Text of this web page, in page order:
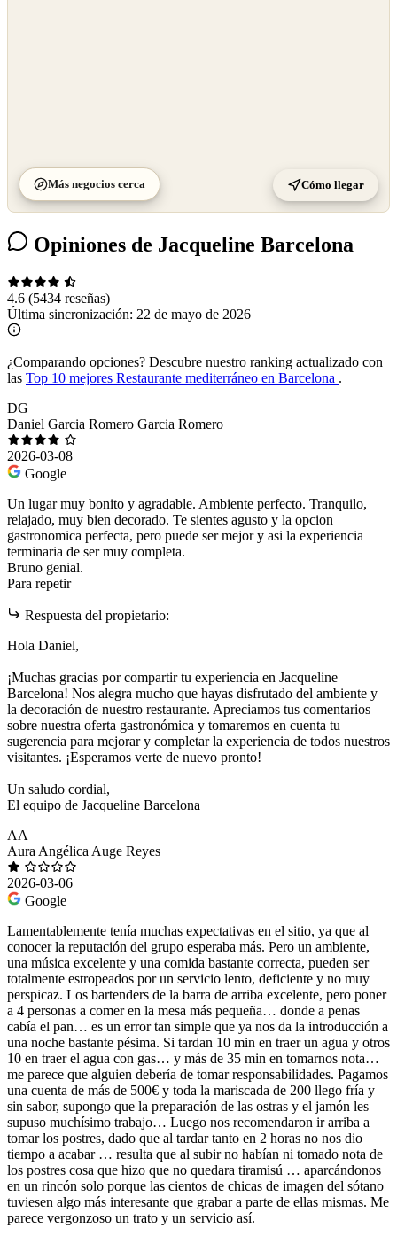
Más negocios cerca Cómo llegar
Opiniones de Jacqueline Barcelona
4.6 (5434 reseñas)
Última sincronización: 22 de mayo de 2026
¿Comparando opciones? Descubre nuestro ranking actualizado con
las Top 10 mejores Restaurante mediterráneo en Barcelona .
DG
Daniel Garcia Romero Garcia Romero
2026-03-08
Google
Un lugar muy bonito y agradable. Ambiente perfecto. Tranquilo,
relajado, muy bien decorado. Te sientes agusto y la opcion
gastronomica perfecta, pero puede ser mejor y asi la experiencia
terminaria de ser muy completa.
Bruno genial.
Para repetir
Respuesta del propietario:
Hola Daniel,
¡Muchas gracias por compartir tu experiencia en Jacqueline
Barcelona! Nos alegra mucho que hayas disfrutado del ambiente y
la decoración de nuestro restaurante. Apreciamos tus comentarios
sobre nuestra oferta gastronómica y tomaremos en cuenta tu
sugerencia para mejorar y completar la experiencia de todos nuestros
visitantes. ¡Esperamos verte de nuevo pronto!
Un saludo cordial,
El equipo de Jacqueline Barcelona
AA
Aura Angélica Auge Reyes
2026-03-06
Google
Lamentablemente tenía muchas expectativas en el sitio, ya que al
conocer la reputación del grupo esperaba más. Pero un ambiente,
una música excelente y una comida bastante correcta, pueden ser
totalmente estropeados por un servicio lento, deficiente y no muy
perspicaz. Los bartenders de la barra de arriba excelente, pero poner
a 4 personas a comer en la mesa más pequeña… donde a penas
cabía el pan… es un error tan simple que ya nos da la introducción a
una noche bastante pésima. Si tardan 10 min en traer un agua y otros
10 en traer el agua con gas… y más de 35 min en tomarnos nota…
me parece que alguien debería de tomar responsabilidades. Pagamos
una cuenta de más de 500€ y toda la mariscada de 200 llego fría y
sin sabor, supongo que la preparación de las ostras y el jamón les
supuso muchísimo trabajo… Luego nos recomendaron ir arriba a
tomar los postres, dado que al tardar tanto en 2 horas no nos dio
tiempo a acabar … resulta que al subir no habían ni tomado nota de
los postres cosa que hizo que no quedara tiramisú … aparcándonos
en un rincón solo porque las cientos de chicas de imagen del sótano
tuviesen algo más interesante que grabar a parte de ellas mismas. Me
parece vergonzoso un trato y un servicio así.